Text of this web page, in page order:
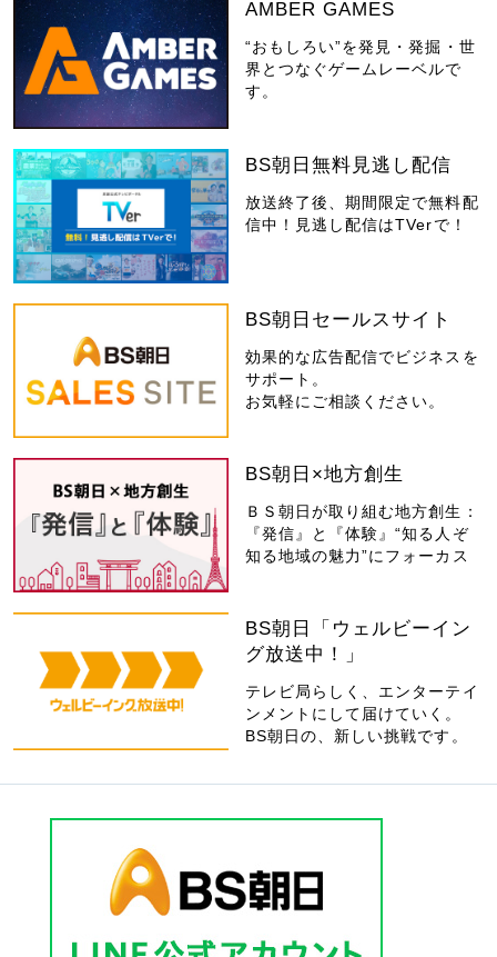
AMBER GAMES
“おもしろい”を発見・発掘・世
界とつなぐゲームレーベルで
す。
BS朝日無料見逃し配信
放送終了後、期間限定で無料配
信中！見逃し配信はTVerで！
BS朝日セールスサイト
効果的な広告配信でビジネスを
サポート。
お気軽にご相談ください。
BS朝日×地方創生
ＢＳ朝日が取り組む地方創生：
『発信』と『体験』“知る人ぞ
知る地域の魅力”にフォーカス
BS朝日「ウェルビーイン
グ放送中！」
テレビ局らしく、エンターテイ
ンメントにして届けていく。
BS朝日の、新しい挑戦です。